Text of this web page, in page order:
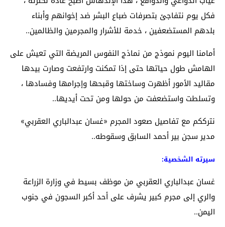
فكل يوم نتفاجئ بتصرفات ضباع البشر ضد إخوانهم وأبناء
بلدهم المستضعفين ، خدمة للأشرار والمجرمين والظالمين..
أمامنا اليوم نموذج من نماذج النفوس المريضة التي تعيش على
الهامش طول حياتها حتى إذا تمكنت وارتفعت وصارت بيدها
مقاليد الأمور أظهرت وساختها وقبحها وإجرامها وفسادها ،
وتسلطت واستضعفت من حولها ومن تحت أيديها..
نترككم مع تفاصيل صعود المجرم «غسان عبدالباري العقربي»
مدير سجن بير أحمد السابق وسقوطه..
سيرته الشخصية:
غسان عبدالباري العقربي من موظف بسيط في وزارة الزراعة
والري إلى مجرم كبير يشرف على أحد أكبر السجون في جنوب
اليمن..